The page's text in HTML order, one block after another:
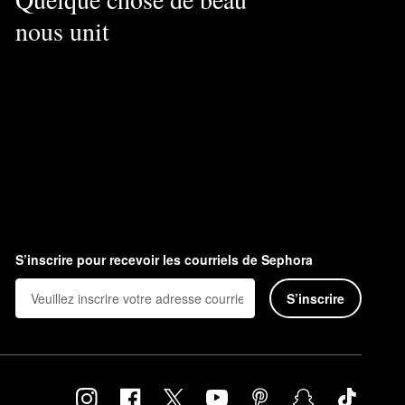
nous unit
S’inscrire pour recevoir les courriels de Sephora
S’inscrire